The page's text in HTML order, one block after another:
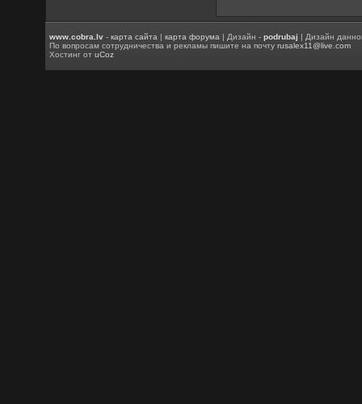
www.cobra.lv -карта сайта |карта форума | Дизайн -podrubaj | Дизайн
По вопросам сотрудничества и рекламы пишите на почтуrusalex11@live.com
Хостинг отuCoz